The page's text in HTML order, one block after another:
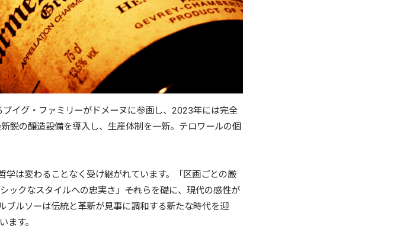
イグ・ファミリーがドメーヌに参画し、2023年には完全
鋭の醸造設備を導入し、生産体制を一新。テロワールの個
は変わることなく受け継がれています。「区画ごとの厳
クなスタイルへの忠実さ」――それらを礎に、現代の感性が
ブルソーは伝統と革新が見事に調和する新たな時代を迎
す。